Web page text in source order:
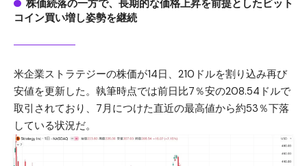
株価続落の一方で、長期的な価格上昇を前提としたビット
コイン買い増し姿勢を継続
米企業ストラテジーの株価が14日、210ドルを割り込み再び
安値を更新した。執筆時点では前日比7％安の208.54ドルで
取引されており、7月につけた直近の最高値から約53％下落
している状況だ。